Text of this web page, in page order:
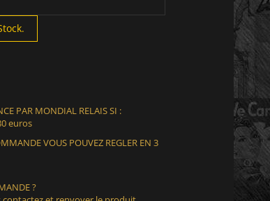
PAR MONDIAL RELAIS SI :
euros
VOUS POUVEZ REGLER EN 3
?